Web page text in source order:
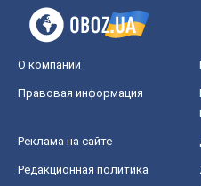
О компании
Правовая информация
Реклама на сайте
Редакционная политика